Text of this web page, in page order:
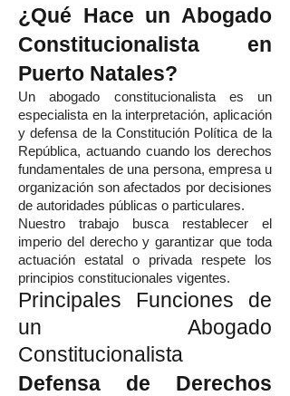
¿Qué Hace un Abogado
Constitucionalista en
Puerto Natales?
Un abogado constitucionalista es un
especialista en la interpretación, aplicación
y defensa de la Constitución Política de la
República, actuando cuando los derechos
fundamentales de una persona, empresa u
organización son afectados por decisiones
de autoridades públicas o particulares.
Nuestro trabajo busca restablecer el
imperio del derecho y garantizar que toda
actuación estatal o privada respete los
principios constitucionales vigentes.
Principales Funciones de
un Abogado
Constitucionalista
Defensa de Derechos